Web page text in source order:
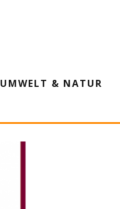
UMWELT & NATUR